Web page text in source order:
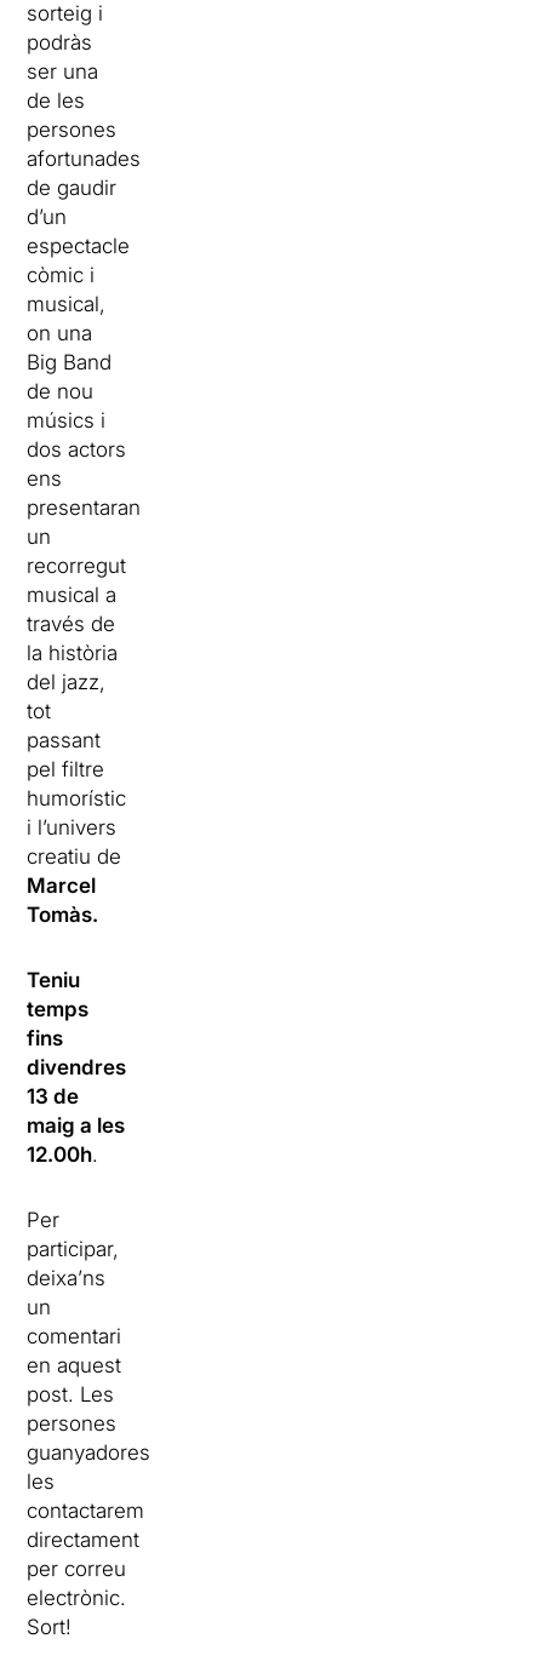
sorteig i
podràs
ser una
de les
persones
afortunades
de gaudir
d’un
espectacle
còmic i
musical,
on una
Big Band
de nou
músics i
dos actors
ens
presentaran
un
recorregut
musical a
través de
la història
del jazz,
tot
passant
pel filtre
humorístic
i l’univers
creatiu de
Marcel
Tomàs.
Teniu
temps
fins
divendres
13 de
maig a les
12.00h.
Per
participar,
deixa’ns
un
comentari
en aquest
post. Les
persones
guanyadores
les
contactarem
directament
per correu
electrònic.
Sort!